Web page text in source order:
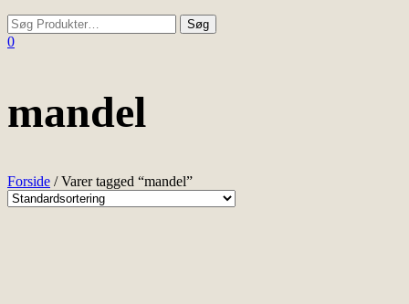
0
mandel
Forside / Varer tagged “mandel”